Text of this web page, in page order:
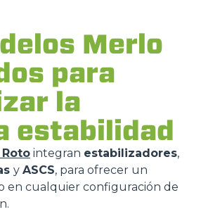
Merlo
para
la
estabilidad
integran estabilizadores,
y ASCS, para ofrecer un
en cualquier configuración de